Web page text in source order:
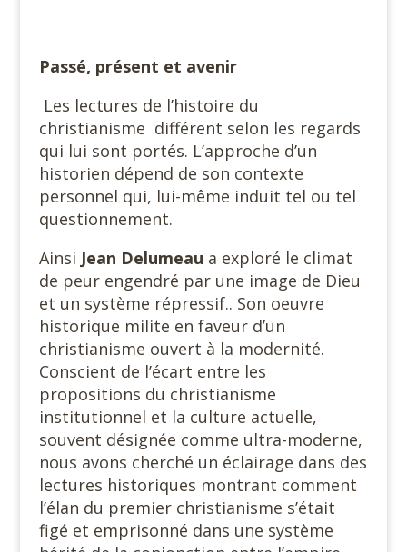
Passé, présent et avenir
Les lectures de l’histoire du
christianisme différent selon les regards
qui lui sont portés. L’approche d’un
historien dépend de son contexte
personnel qui, lui-même induit tel ou tel
questionnement.
Ainsi Jean Delumeau a exploré le climat
de peur engendré par une image de Dieu
et un système répressif.. Son oeuvre
historique milite en faveur d’un
christianisme ouvert à la modernité.
Conscient de l’écart entre les
propositions du christianisme
institutionnel et la culture actuelle,
souvent désignée comme ultra-moderne,
nous avons cherché un éclairage dans des
lectures historiques montrant comment
l’élan du premier christianisme s’était
figé et emprisonné dans une système